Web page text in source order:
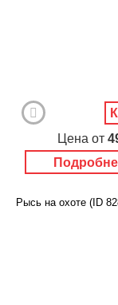
Цена от
Рысь на охоте (ID